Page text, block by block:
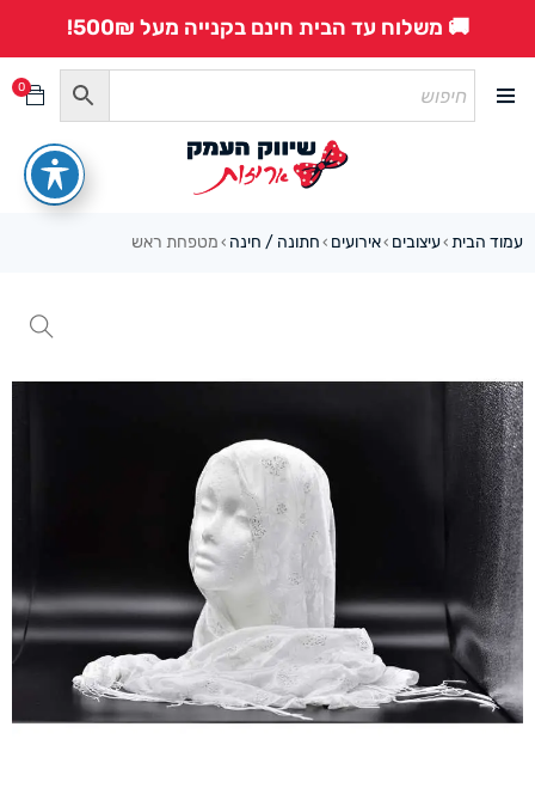
🚚 משלוח עד הבית חינם בקנייה מעל 500₪!
0
עמוד הבית ›עיצובים ›אירועים › חתונה / חינה › מטפחת ראש